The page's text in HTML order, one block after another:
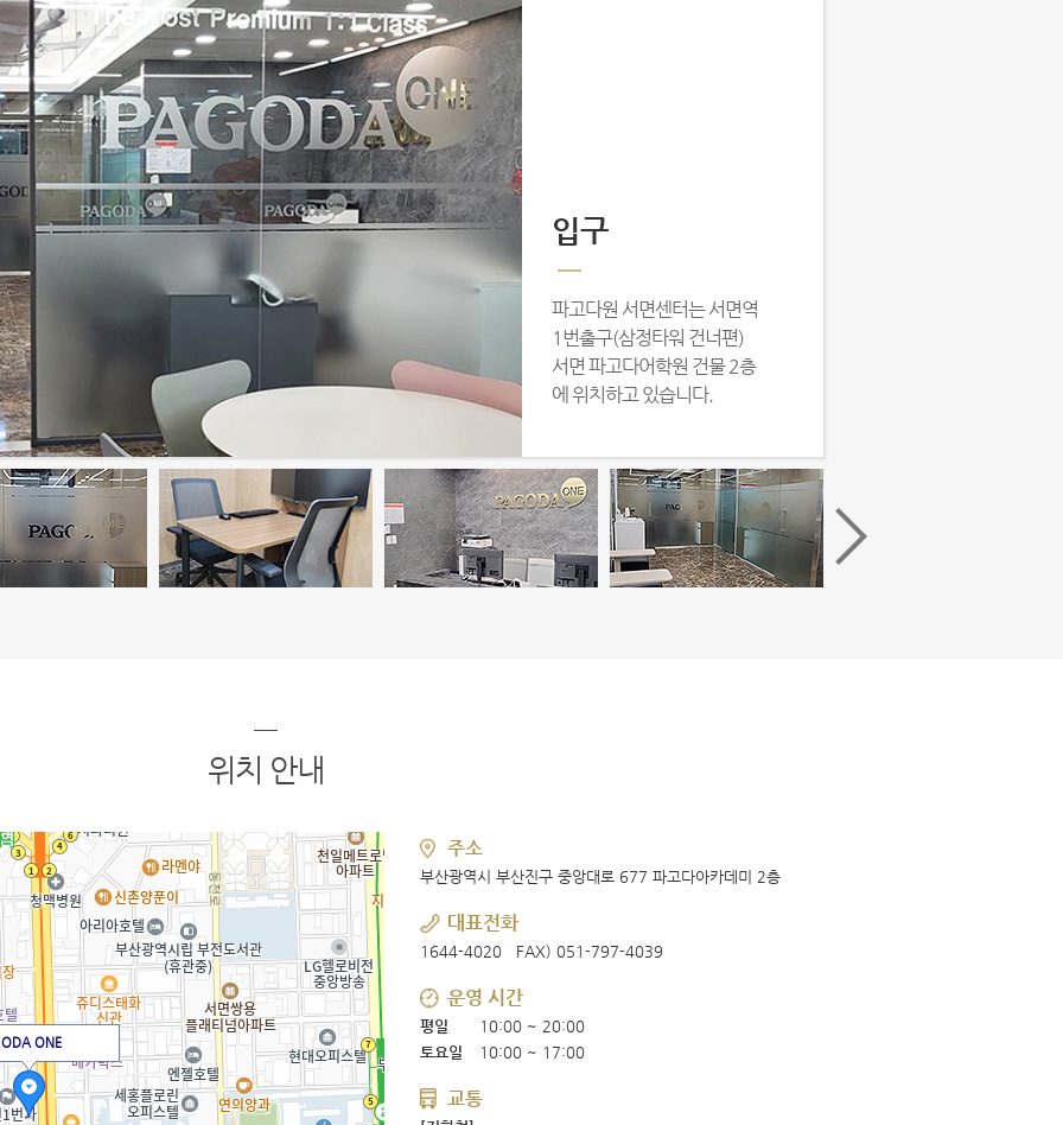
입구
파고다원 서면센터는 서면역
1번출구(삼정타워 건너편)
서면 파고다어학원 건물 2층
에 위치하고 있습니다.
위치 안내
ONE
주소
부산광역시 부산진구 중앙대로 677 파고다아카데미 2층
대표전화
1644-4020 FAX) 051-797-4039
운영 시간
평일
10:00 ~ 20:00
토요일
10:00 ~ 17:00
교통